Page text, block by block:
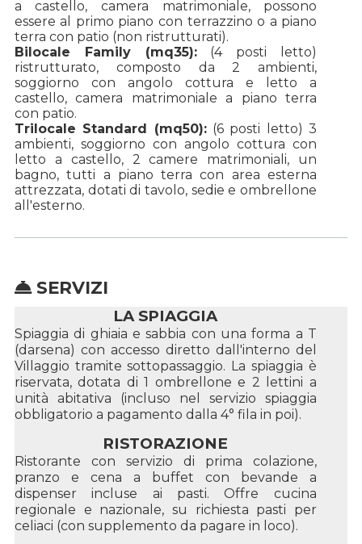
a castello, camera matrimoniale, possono
essere al primo piano con terrazzino o a piano
terra con patio (non ristrutturati).
Bilocale Family (mq35):(4 posti letto)
ristrutturato, composto da 2 ambienti,
soggiorno con angolo cottura e letto a
castello, camera matrimoniale a piano terra
con patio.
Trilocale Standard (mq50):(6 posti letto) 3
ambienti, soggiorno con angolo cottura con
letto a castello, 2 camere matrimoniali, un
bagno, tutti a piano terra con area esterna
attrezzata, dotati di tavolo, sedie e ombrellone
all'esterno.
SERVIZI
LA SPIAGGIA
Spiaggia di ghiaia e sabbia con una forma a T
(darsena) con accesso diretto dall'interno del
Villaggio tramite sottopassaggio. La spiaggia è
riservata, dotata di 1 ombrellone e 2 lettini a
unità abitativa (incluso nel servizio spiaggia
obbligatorio a pagamento dalla 4° fila in poi).
RISTORAZIONE
Ristorante con servizio di prima colazione,
pranzo e cena a buffet con bevande a
dispenser incluse ai pasti. Offre cucina
regionale e nazionale, su richiesta pasti per
celiaci (con supplemento da pagare in loco).